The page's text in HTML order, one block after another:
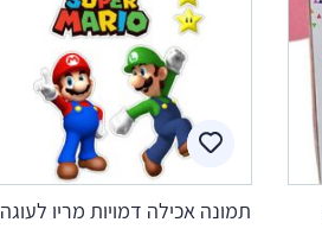
תמונה אכילה דמויות מריו לעוגה 1